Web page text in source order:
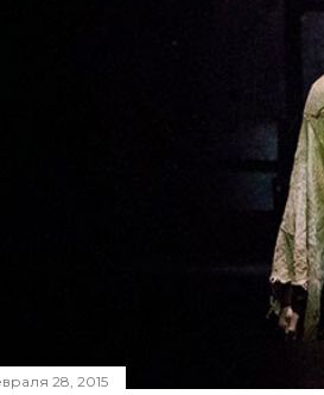
28, 2015